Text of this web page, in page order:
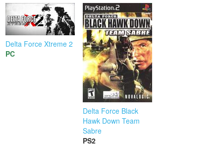
Delta Force Xtreme 2
PC
Delta Force Black
Hawk Down Team
Sabre
PS2